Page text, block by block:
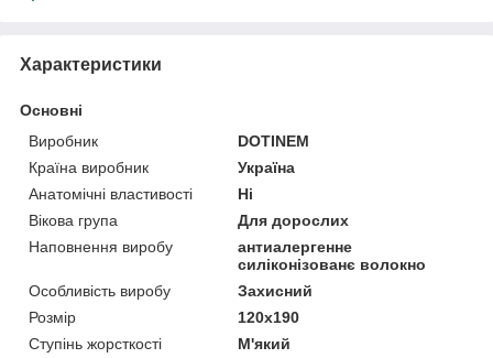
Характеристики
Основні
Виробник
DOTINEM
Країна виробник
Україна
Анатомічні властивості
Ні
Вікова група
Для дорослих
Наповнення виробу
антиалергенне
силіконізованє волокно
Особливість виробу
Захисний
Розмір
120x190
Ступінь жорсткості
М'який